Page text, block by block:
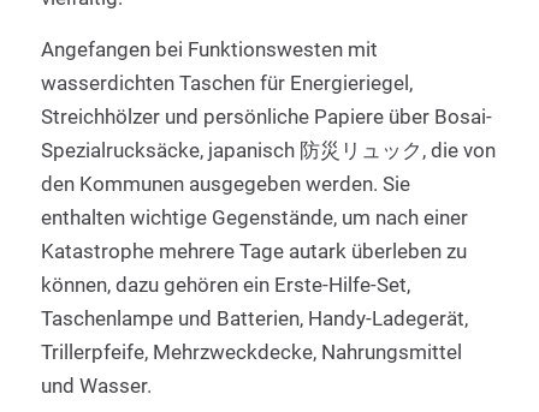
Angefangen bei Funktionswesten mit
wasserdichten Taschen für Energieriegel,
Streichhölzer und persönliche Papiere über Bosai-
Spezialrucksäcke, japanisch 防災リュック, die von
den Kommunen ausgegeben werden. Sie
enthalten wichtige Gegenstände, um nach einer
Katastrophe mehrere Tage autark überleben zu
können, dazu gehören ein Erste-Hilfe-Set,
Taschenlampe und Batterien, Handy-Ladegerät,
Trillerpfeife, Mehrzweckdecke, Nahrungsmittel
und Wasser.